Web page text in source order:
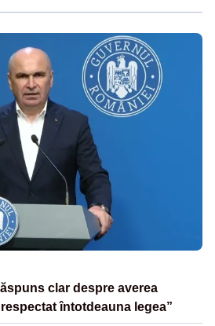
clar despre averea
întotdeauna legea”